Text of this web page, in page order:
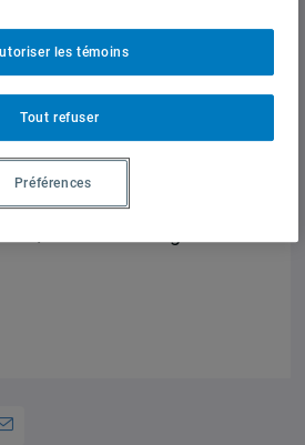
l’Institut de la diplomatie,
des Relations
et de la Francophonie du
renforcer l’expertise des
aux relations
afin d’assurer la
Québécois.e.s et le
Tout refuser
les témoins
Préférences